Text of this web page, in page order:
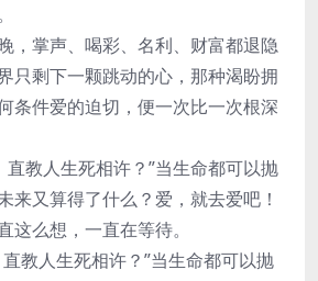
，掌声、喝彩、名利、财富都退隐
只剩下一颗跳动的心，那种渴盼拥
条件爱的迫切，便一次比一次根深
直教人生死相许？”当生命都可以抛
来又算得了什么？爱，就去爱吧！
这么想，一直在等待。
教人生死相许？”当生命都可以抛